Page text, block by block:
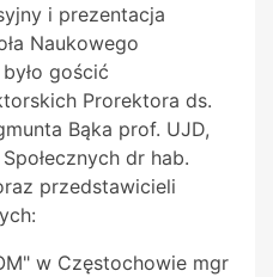
i prezentacja
Naukowego
gościć
Prorektora ds.
Bąka prof. UJD,
dr hab.
przedstawicieli
w Częstochowie mgr